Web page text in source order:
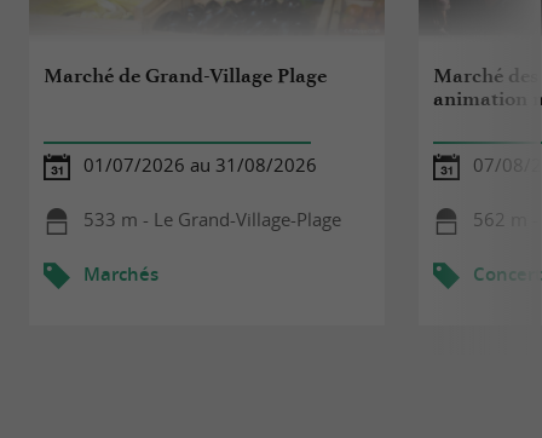
Marché de Grand-Village Plage
01/07/2026 au 31/08/2026
533 m - Le Grand-Village-Plage
Marchés
Marché
animation
07/08/
562 m -